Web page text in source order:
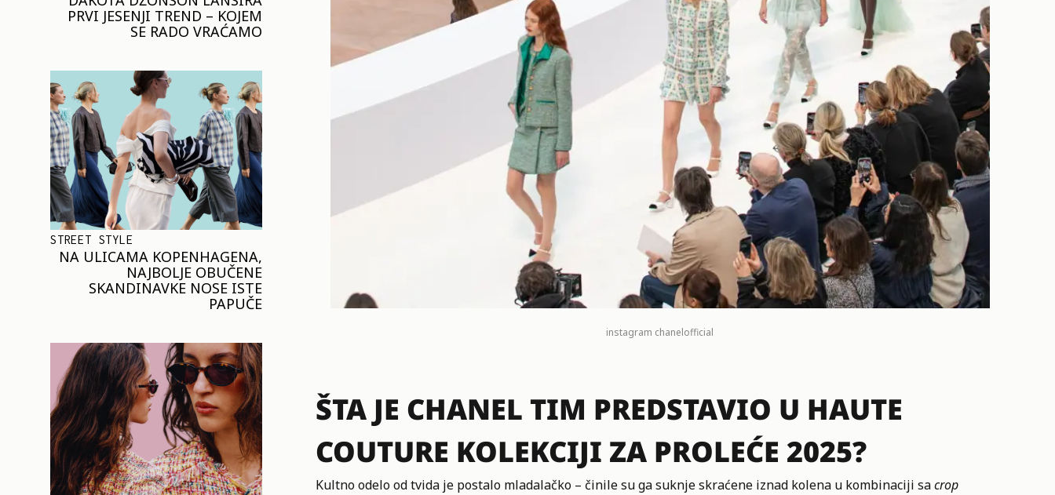
PRVI JESENJI TREND – KOJEM
SE RADO VRAĆAMO
STREET STYLE
NA ULICAMA KOPENHAGENA,
NAJBOLJE OBUČENE
SKANDINAVKE NOSE ISTE
PAPUČE
instagram chanelofficial
ŠTA JE CHANEL TIM PREDSTAVIO U HAUTE
COUTURE KOLEKCIJI ZA PROLEĆE 2025?
Kultno odelo od tvida je postalo mladalačko – činile su ga suknje skraćene iznad kolena u kombinaciji sacrop